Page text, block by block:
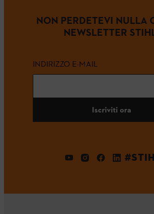
NON PERDETEVI NULLA
NEWSLETTER
INDIRIZZO E-MAIL
Iscriviti ora